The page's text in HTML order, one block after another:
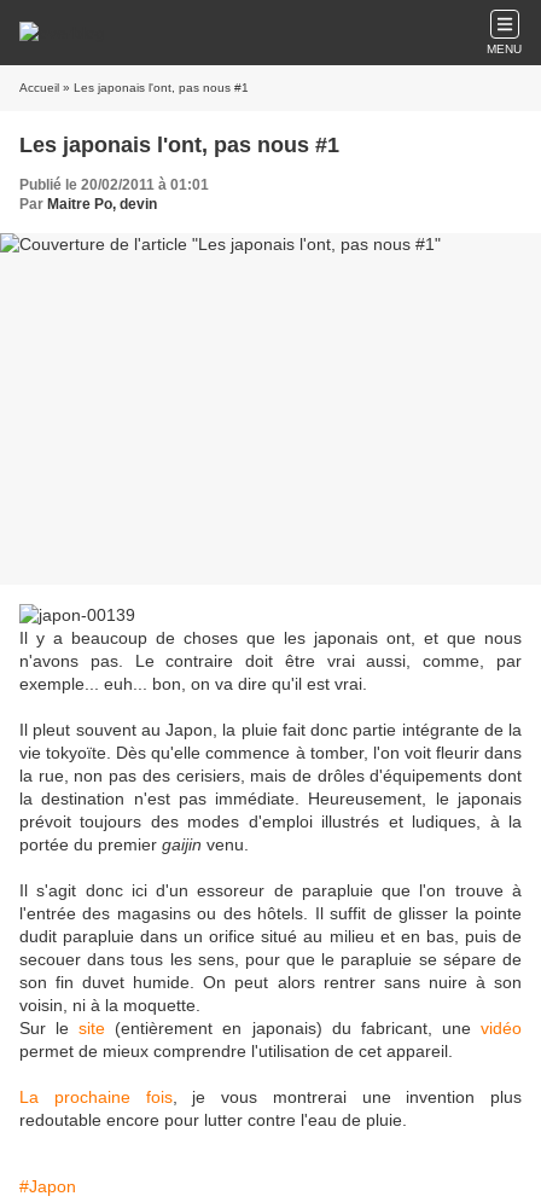
MENU
Accueil » Les japonais l'ont, pas nous #1
Les japonais l'ont, pas nous #1
Publié le 20/02/2011 à 01:01
Par Maitre Po, devin
Il y a beaucoup de choses que les japonais ont, et que nous
n'avons pas. Le contraire doit être vrai aussi, comme, par
exemple... euh... bon, on va dire qu'il est vrai.
Il pleut souvent au Japon, la pluie fait donc partie intégrante de la
vie tokyoïte. Dès qu'elle commence à tomber, l'on voit fleurir dans
la rue, non pas des cerisiers, mais de drôles d'équipements dont
la destination n'est pas immédiate. Heureusement, le japonais
prévoit toujours des modes d'emploi illustrés et ludiques, à la
portée du premier gaijin venu.
Il s'agit donc ici d'un essoreur de parapluie que l'on trouve à
l'entrée des magasins ou des hôtels. Il suffit de glisser la pointe
dudit parapluie dans un orifice situé au milieu et en bas, puis de
secouer dans tous les sens, pour que le parapluie se sépare de
son fin duvet humide. On peut alors rentrer sans nuire à son
voisin, ni à la moquette.
Sur lesite (entièrement en japonais) du fabricant, unevidéo
permet de mieux comprendre l'utilisation de cet appareil.
La prochaine fois, je vous montrerai une invention plus
redoutable encore pour lutter contre l'eau de pluie.
#Japon